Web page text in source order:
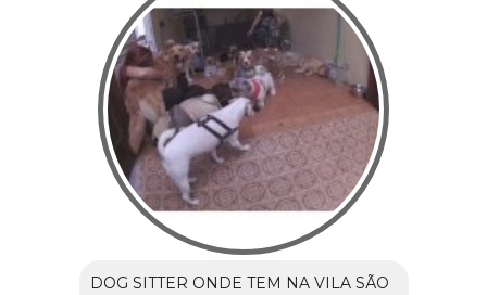
DOG SITTER ONDE TEM NA VILA SÃO